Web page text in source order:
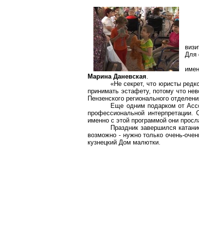
Для
Марина Даневская.
«Не секрет, что юристы
принимать эстафету, потому что
Пензенского регионального
Еще одним подарком от
профессиональной
именно с этой программой они
Праздник завершился
возможно - нужно только очень-
кузнецкий Дом малютки.